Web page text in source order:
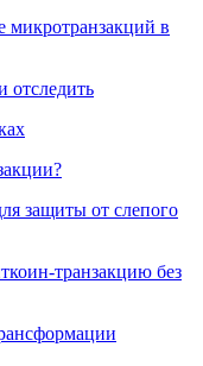
микротранзакций в
отследить
защиты от слепого
транзакцию без